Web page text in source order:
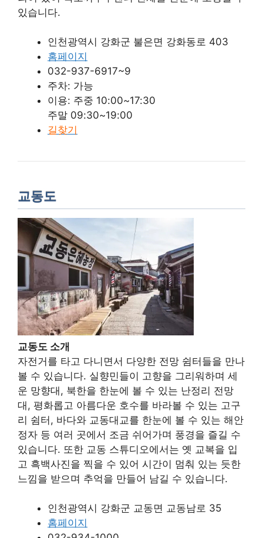
있습니다.
인천광역시 강화군 불은면 강화동로 403
홈페이지
032-937-6917~9
주차: 가능
이용: 주중 10:00~17:30
주말 09:30~19:00
길찾기
교동도
교동도 소개
자전거를 타고 다니면서 다양한 전망 쉼터들을 만나
볼 수 있습니다. 실향민들이 고향을 그리워하며 세
운 망향대, 북한을 한눈에 볼 수 있는 난정리 전망
대, 평화롭고 아름다운 호수를 바라볼 수 있는 고구
리 쉼터, 바다와 교동대교를 한눈에 볼 수 있는 해안
정자 등 여러 곳에서 조금 쉬어가며 풍경을 즐길 수
있습니다. 또한 교동 스튜디오에서는 옛 교복을 입
고 흑백사진을 찍을 수 있어 시간이 멈춰 있는 듯한
느낌을 받으며 추억을 만들어 남길 수 있습니다.
인천광역시 강화군 교동면 교동남로 35
홈페이지